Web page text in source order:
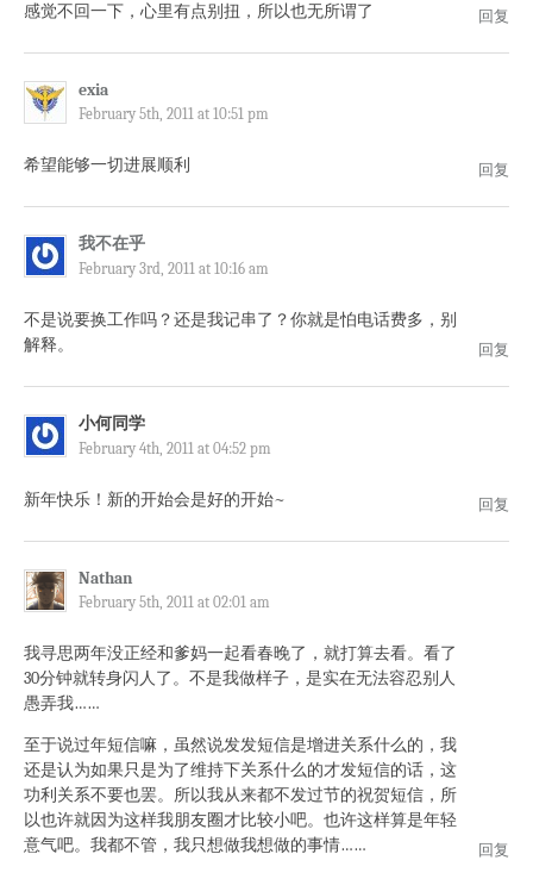
感觉不回一下，心里有点别扭，所以也无所谓了 回复
exia
February 5th, 2011 at 10:51 pm
希望能够一切进展顺利 回复
我不在乎
February 3rd, 2011 at 10:16 am
不是说要换工作吗？还是我记串了？你就是怕电话费多，别
解释。
回复
小何同学
February 4th, 2011 at 04:52 pm
新年快乐！新的开始会是好的开始~ 回复
Nathan
February 5th, 2011 at 02:01 am
我寻思两年没正经和爹妈一起看春晚了，就打算去看。看了
30分钟就转身闪人了。不是我做样子，是实在无法容忍别人
愚弄我……
至于说过年短信嘛，虽然说发发短信是增进关系什么的，我
还是认为如果只是为了维持下关系什么的才发短信的话，这
功利关系不要也罢。所以我从来都不发过节的祝贺短信，所
以也许就因为这样我朋友圈才比较小吧。也许这样算是年轻
意气吧。我都不管，我只想做我想做的事情……
回复